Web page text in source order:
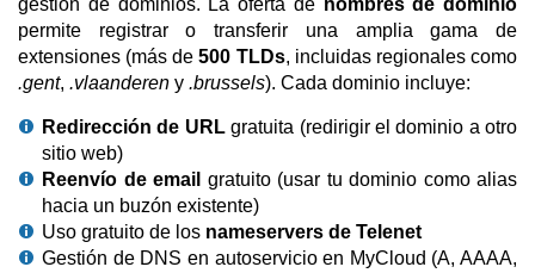
gestión de dominios. La oferta de nombres de dominio
permite registrar o transferir una amplia gama de
extensiones (más de500 TLDs, incluidas regionales como
.gent, .vlaanderen y .brussels). Cada dominio incluye:
Redirección de URLgratuita (redirigir el dominio a otro
sitio web)
Reenvío de email gratuito (usar tu dominio como alias
hacia un buzón existente)
Uso gratuito de los nameservers de Telenet
Gestión de DNS en autoservicio en MyCloud (A, AAAA,